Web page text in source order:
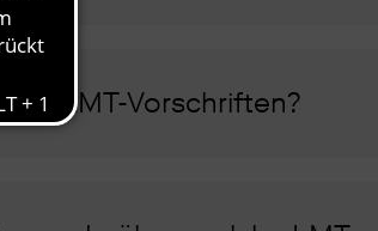
LMT-Vorschriften?